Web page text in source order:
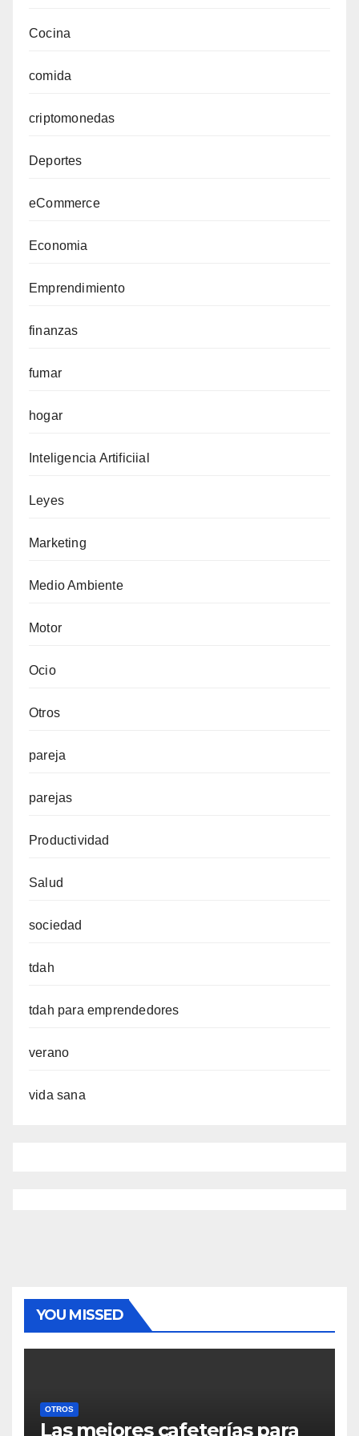
Cocina
comida
criptomonedas
Deportes
eCommerce
Economia
Emprendimiento
finanzas
fumar
hogar
Inteligencia Artificiial
Leyes
Marketing
Medio Ambiente
Motor
Ocio
Otros
pareja
parejas
Productividad
Salud
sociedad
tdah
tdah para emprendedores
verano
vida sana
YOU MISSED
OTROS
Las mejores cafeterías para